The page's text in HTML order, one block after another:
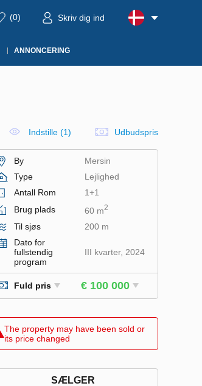
(0) Skriv dig ind
ANNONCERING
Indstille (1) Udbudspris
By
Mersin
Type
Lejlighed
Antall Rom
1+1
Brug plads
60 m2
Til sjøs
200 m
Dato for
fullstendig
program
III kvarter, 2024
Fuld pris € 100 000
The property may have been sold or
its price changed
SÆLGER